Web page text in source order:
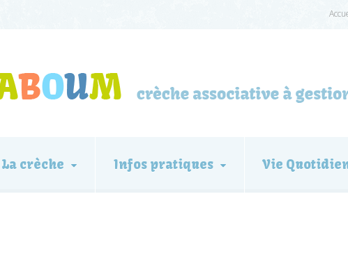
La crèche Infos pratiques Vie